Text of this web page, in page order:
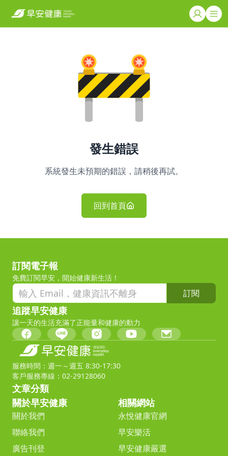
發生錯誤
系統發生未預期的錯誤，請稍後再試。
回到首頁
訂閱電子報
免費訂閱早安，開始健康新生活！
訂閱
追蹤早安健康
讓一天的生活充滿了正能量和健康的動力
服務時間：週一～週五 8:30-17:30
客戶服務專線：02-29128060
文章分類
關於早安健康
關於我們
聯絡我們
廣告刊登
相關網站
永悅健康官網
早安樂活
早安健康嚴選